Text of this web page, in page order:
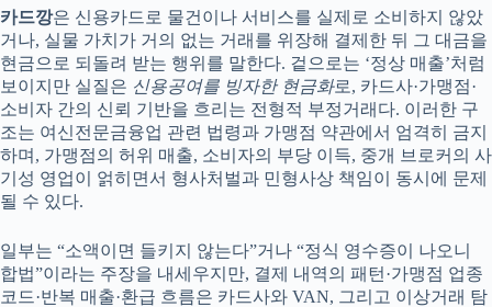
카드깡은 신용카드로 물건이나 서비스를 실제로 소비하지 않았
거나, 실물 가치가 거의 없는 거래를 위장해 결제한 뒤 그 대금을
현금으로 되돌려 받는 행위를 말한다. 겉으로는 ‘정상 매출’처럼
보이지만 실질은 신용공여를 빙자한 현금화로, 카드사·가맹점·
소비자 간의 신뢰 기반을 흐리는 전형적 부정거래다. 이러한 구
조는 여신전문금융업 관련 법령과 가맹점 약관에서 엄격히 금지
하며, 가맹점의 허위 매출, 소비자의 부당 이득, 중개 브로커의 사
기성 영업이 얽히면서 형사처벌과 민형사상 책임이 동시에 문제
될 수 있다.
일부는 “소액이면 들키지 않는다”거나 “정식 영수증이 나오니
합법”이라는 주장을 내세우지만, 결제 내역의 패턴·가맹점 업종
코드·반복 매출·환급 흐름은 카드사와 VAN, 그리고 이상거래 탐